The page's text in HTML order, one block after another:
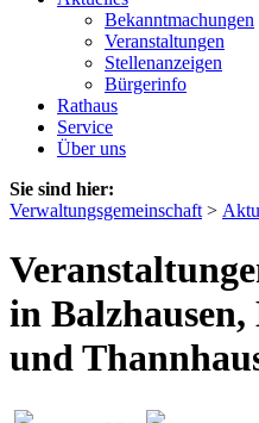
Bekanntmachungen
Veranstaltungen
Stellenanzeigen
Bürgerinfo
Rathaus
Service
Über uns
Sie sind hier:
Verwaltungsgemeinschaft >
in
und